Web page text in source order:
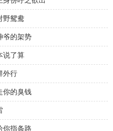
野鸳鸯
爷的架势
说了算
外行
你的臭钱
你指条路